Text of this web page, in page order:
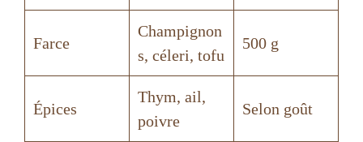
Farce
Champignon
s, céleri, tofu
500 g
Épices
Thym, ail,
poivre
Selon goût